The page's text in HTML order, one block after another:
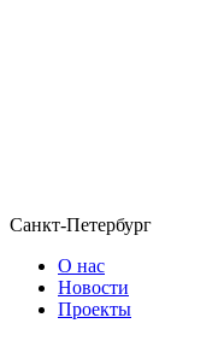
Санкт-Петербург
О нас
Новости
Проекты